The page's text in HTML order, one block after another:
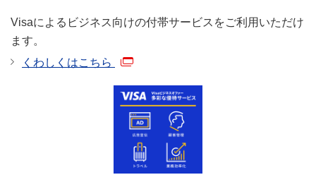
ご契約のVISAビジネスデビ
可能です。
※ 利用明細の郵送は行いませ
ん。「VISAビジネスデビッ
ト会員用Web」でのみご確認
いただけます。
Visaによるビジネス向けの付帯サービスをご利用いただけ
ます。
くわしくはこちら